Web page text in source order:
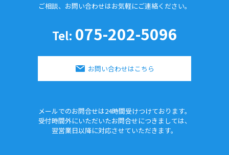
ご相談、お問い合わせはお気軽にご連絡ください。
Tel: 075-202-5096
お問い合わせはこちら
メールでのお問合せは24時間受けつけております。
受付時間外にいただいたお問合せにつきましては、
翌営業日以降に対応させていただきます。